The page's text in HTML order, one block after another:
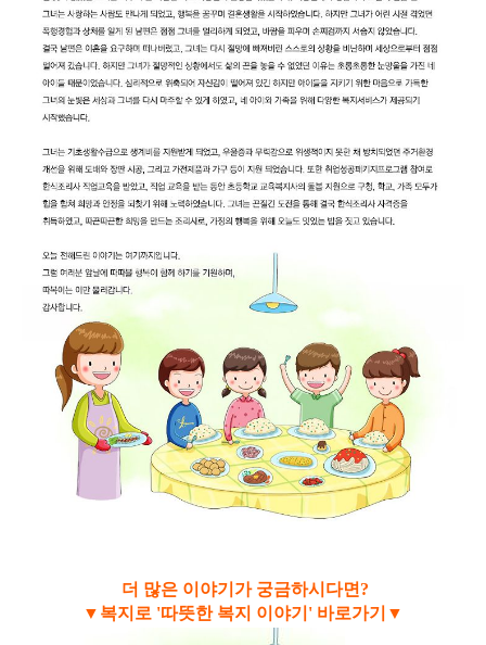
더 많은 이야기가 궁금하시다면?
▼복지로 '따뜻한 복지 이야기' 바로가기▼